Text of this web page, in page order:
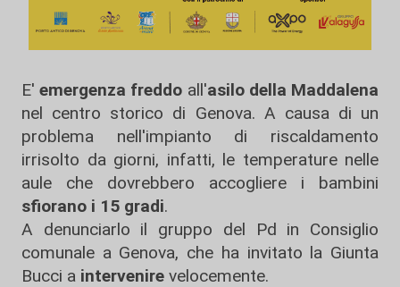
E'emergenza freddo all'asilo della Maddalena
nel centro storico di Genova. A causa di un
problema nell'impianto di riscaldamento
irrisolto da giorni, infatti, le temperature nelle
aule che dovrebbero accogliere i bambini
sfiorano i 15 gradi.
A denunciarlo il gruppo del Pd in Consiglio
comunale a Genova, che ha invitato la Giunta
Bucci a intervenire velocemente.